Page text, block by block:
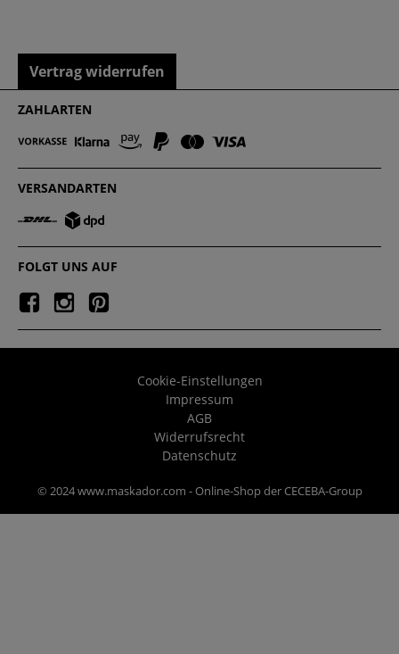
Vertrag widerrufen
ZAHLARTEN
VERSANDARTEN
FOLGT UNS AUF
Cookie-Einstellungen
Impressum
AGB
Widerrufsrecht
Datenschutz
© 2024 www.maskador.com - Online-Shop der CECEBA-Group